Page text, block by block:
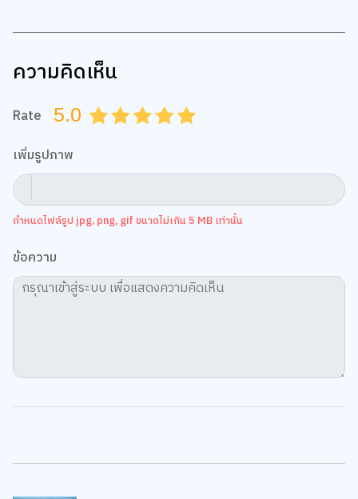
ความคิดเห็น
Rate 5.0 4.5
4.0
3.5
3.0
2.5
2.0
1.5
1.0
0.5
เพิ่มรูปภาพ
กำหนดไฟล์รูป jpg, png, gif ขนาดไม่เกิน 5 MB เท่านั้น
ข้อความ